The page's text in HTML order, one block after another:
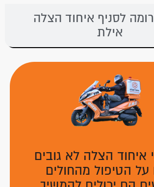
לסניף איחוד הצלה
אילת
איחוד הצלה לא גובים
הטיפול מהחולים